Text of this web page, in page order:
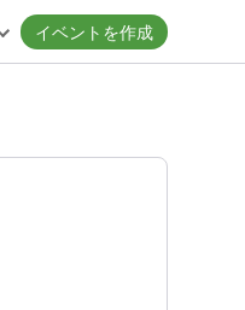
イベントを作成